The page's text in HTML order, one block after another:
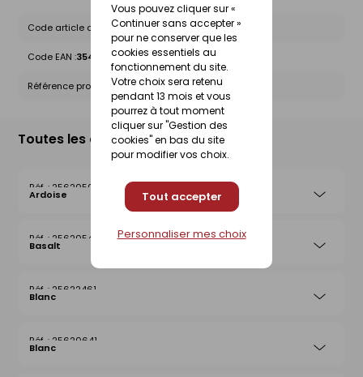
Vous pouvez cliquer sur «
Continuer sans accepter »
pour ne conserver que les
cookies essentiels au
fonctionnement du site.
Votre choix sera retenu
pendant 13 mois et vous
pourrez à tout moment
cliquer sur "Gestion des
cookies" en bas du site
pour modifier vos choix.
Tout accepter
Personnaliser mes choix
Code article chez le fournisseur :111610158
Code EAN :3546380039461
Référence produit nationale Gedimat :25620573
Toutes les déclinaisons
25620504
Ardoise
25620542
Basalt
25622461
Blanc
25620641
Blanc